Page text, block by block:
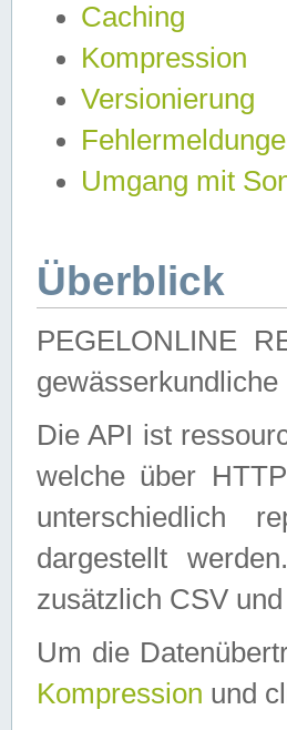
Caching
Kompression
Versionierung
Umgang mit
Überblick
PEGELONLINE
Die API ist
welche über
unterschiedlich
dargestellt
zusätzlich CSV
Um die
Kompression und